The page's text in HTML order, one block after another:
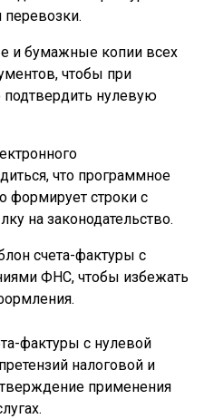
перевозки.
и бумажные копии всех
чтобы при
нулевую
что программное
формирует строки с
на законодательство.
счета-фактуры с
ФНС, чтобы избежать
фактуры с нулевой
налоговой и
применения